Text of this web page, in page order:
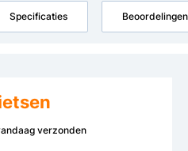
Specificaties Beoordelingen
verzonden